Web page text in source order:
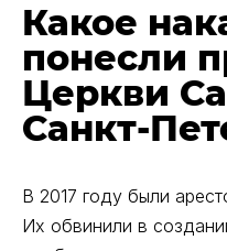
Какое
понесли
Церкви
Санкт-
В 2017 году были
Их обвинили в